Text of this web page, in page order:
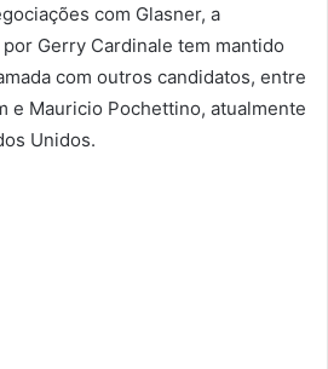
com Glasner, a
Gerry Cardinale tem mantido
com outros candidatos, entre
e Mauricio Pochettino, atualmente
Unidos.